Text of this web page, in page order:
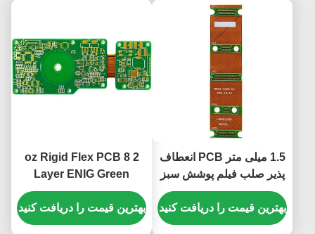
1.5 میلی متر PCB انعطاف
پذیر صلب فیلم پوشش سبز
سفید 10 لایه PCB ENIG
بهترین قیمت را دریافت کنید
2 oz Rigid Flex PCB 8
Layer ENIG Green
Cover Film White 1.5mm
بهترین قیمت را دریافت کنید